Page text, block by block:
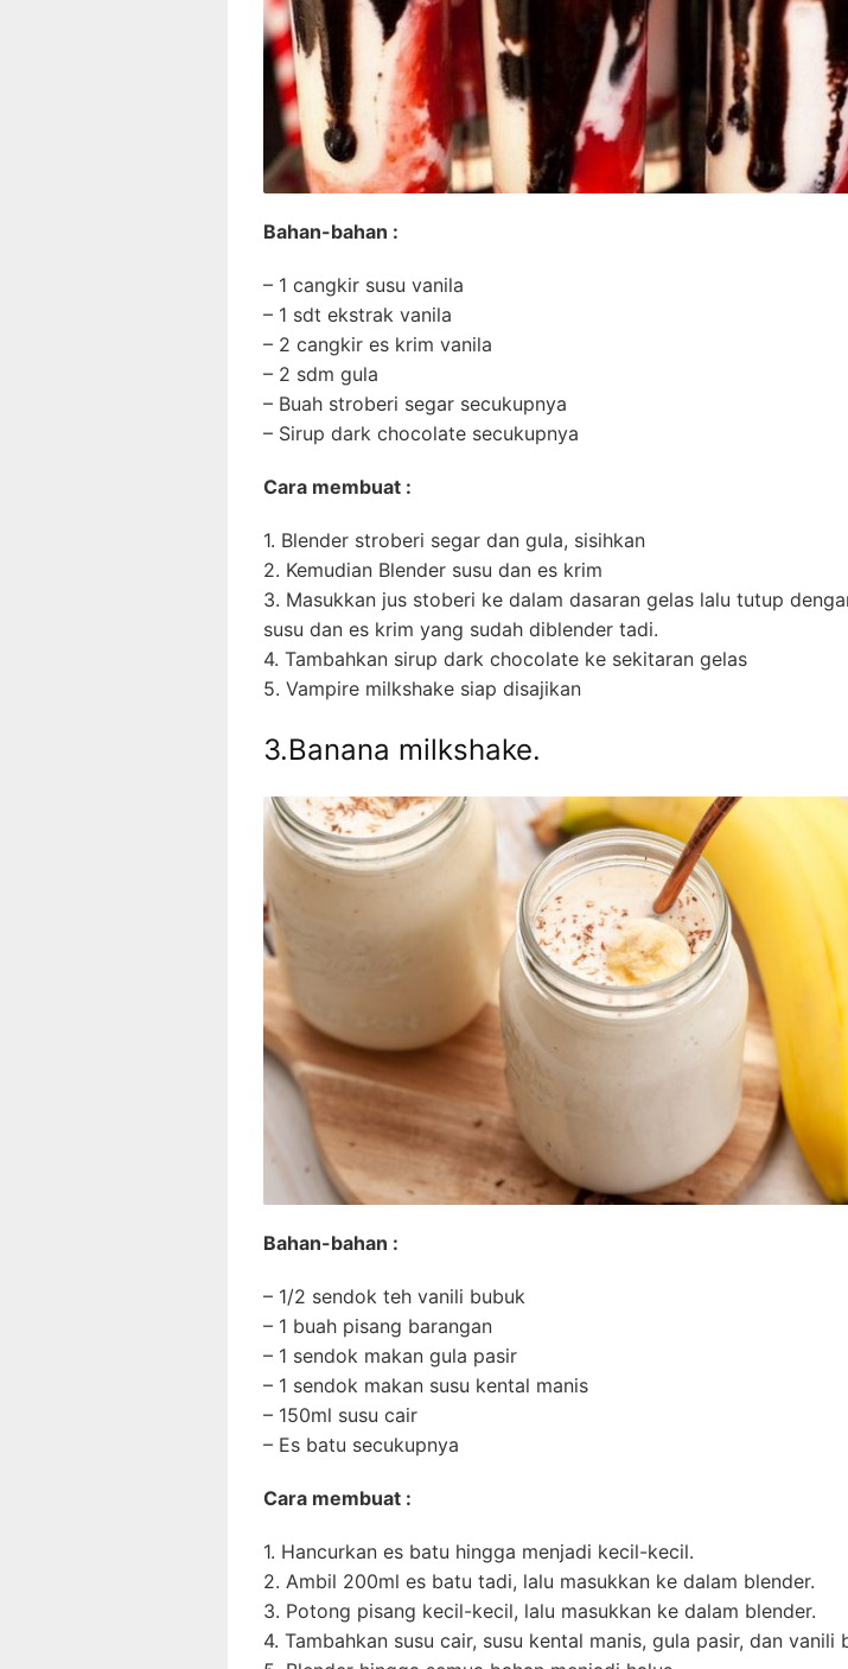
Bahan-bahan :
– 1 cangkir susu vanila
– 1 sdt ekstrak vanila
– 2 cangkir es krim vanila
– 2 sdm gula
– Buah stroberi segar secukupnya
– Sirup dark chocolate secukupnya
Cara membuat :
1. Blender stroberi segar dan gula, sisihkan
2. Kemudian Blender susu dan es krim
3. Masukkan jus stoberi ke dalam dasaran gelas lalu tutup
susu dan es krim yang sudah diblender tadi.
4. Tambahkan sirup dark chocolate ke sekitaran gelas
5. Vampire milkshake siap disajikan
3.Banana milkshake.
Bahan-bahan :
– 1/2 sendok teh vanili bubuk
– 1 buah pisang barangan
– 1 sendok makan gula pasir
– 1 sendok makan susu kental manis
– 150ml susu cair
– Es batu secukupnya
Cara membuat :
1. Hancurkan es batu hingga menjadi kecil-kecil.
2. Ambil 200ml es batu tadi, lalu masukkan ke dalam blender.
3. Potong pisang kecil-kecil, lalu masukkan ke dalam blender.
4. Tambahkan susu cair, susu kental manis, gula pasir, dan vanili